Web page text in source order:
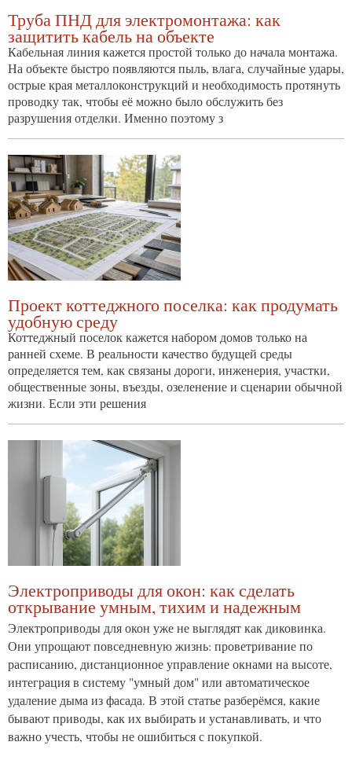
Труба ПНД для электромонтажа: как
защитить кабель на объекте
Кабельная линия кажется простой только до начала монтажа.
На объекте быстро появляются пыль, влага, случайные удары,
острые края металлоконструкций и необходимость протянуть
проводку так, чтобы её можно было обслужить без
разрушения отделки. Именно поэтому з
Проект коттеджного поселка: как продумать
удобную среду
Коттеджный поселок кажется набором домов только на
ранней схеме. В реальности качество будущей среды
определяется тем, как связаны дороги, инженерия, участки,
общественные зоны, въезды, озеленение и сценарии обычной
жизни. Если эти решения
Электроприводы для окон: как сделать
открывание умным, тихим и надежным
Электроприводы для окон уже не выглядят как диковинка.
Они упрощают повседневную жизнь: проветривание по
расписанию, дистанционное управление окнами на высоте,
интеграция в систему "умный дом" или автоматическое
удаление дыма из фасада. В этой статье разберёмся, какие
бывают приводы, как их выбирать и устанавливать, и что
важно учесть, чтобы не ошибиться с покупкой.